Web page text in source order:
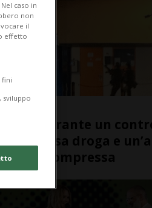
MURALTO
Fugge durante un
nella borsa droga e
aria compressa
caso in
non
il
effetto
fini
sviluppo